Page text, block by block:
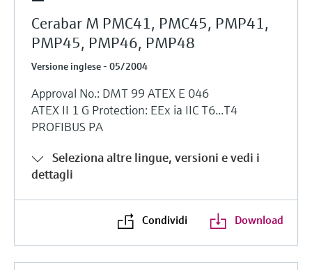
Cerabar M PMC41, PMC45, PMP41,
PMP45, PMP46, PMP48
Versione inglese - 05/2004
Approval No.: DMT 99 ATEX E 046
ATEX II 1 G Protection: EEx ia IIC T6...T4
PROFIBUS PA
Seleziona altre lingue, versioni e vedi i
dettagli
Condividi Download